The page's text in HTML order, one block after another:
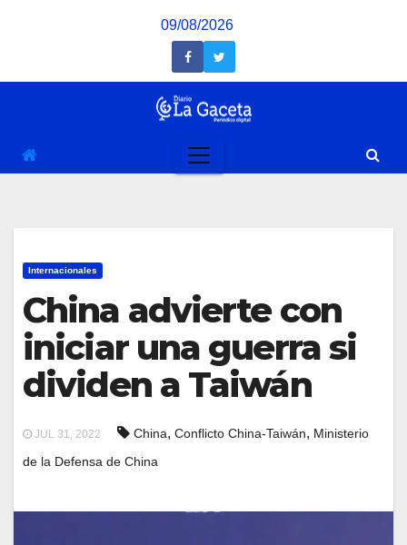
09/08/2026
Internacionales
China advierte con
iniciar una guerra si
dividen a Taiwán
JUL 31, 2022 China, Conflicto China-Taiwán, Ministerio
de la Defensa de China